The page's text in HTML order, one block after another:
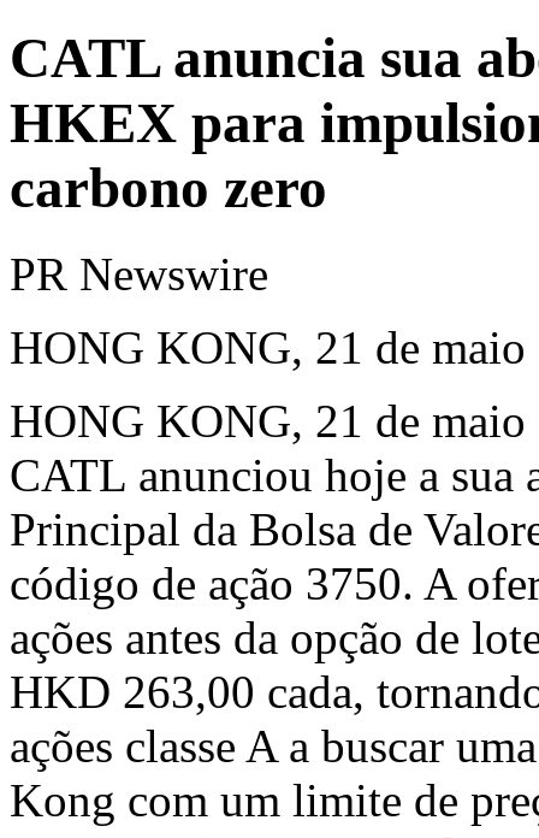
CATL anuncia sua
HKEX para
carbono zero
PR Newswire
HONG KONG, 21 de maio
HONG KONG, 21 de
CATL anunciou hoje a sua
Principal da Bolsa de
código de ação 3750. A
ações antes da opção de
HKD 263,00 cada,
ações classe A a buscar
Kong com um limite de